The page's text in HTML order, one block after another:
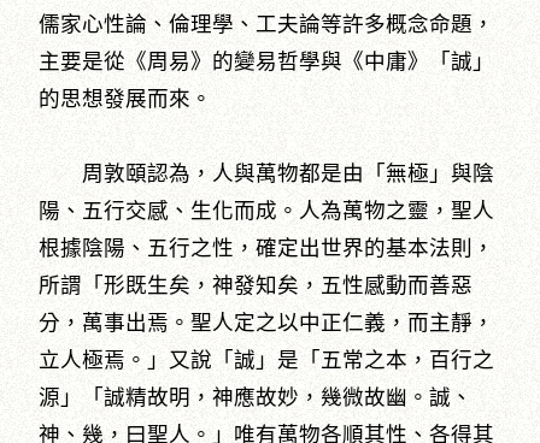
儒家心性論、倫理學、工夫論等許多概念命題，
主要是從《周易》的變易哲學與《中庸》「誠」
的思想發展而來。
周敦頤認為，人與萬物都是由「無極」與陰
陽、五行交感、生化而成。人為萬物之靈，聖人
根據陰陽、五行之性，確定出世界的基本法則，
所謂「形既生矣，神發知矣，五性感動而善惡
分，萬事出焉。聖人定之以中正仁義，而主靜，
立人極焉。」又說「誠」是「五常之本，百行之
源」「誠精故明，神應故妙，幾微故幽。誠、
神、幾，曰聖人。」唯有萬物各順其性、各得其